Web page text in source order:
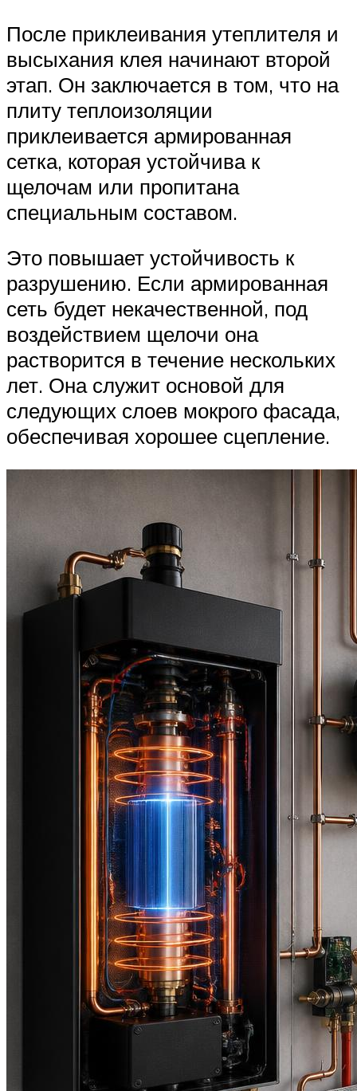
После приклеивания утеплителя и
высыхания клея начинают второй
этап. Он заключается в том, что на
плиту теплоизоляции
приклеивается армированная
сетка, которая устойчива к
щелочам или пропитана
специальным составом.
Это повышает устойчивость к
разрушению. Если армированная
сеть будет некачественной, под
воздействием щелочи она
растворится в течение нескольких
лет. Она служит основой для
следующих слоев мокрого фасада,
обеспечивая хорошее сцепление.